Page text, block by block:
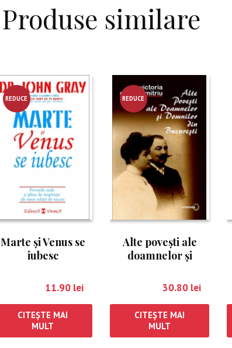
Produse similare
REDUCE
RE!
Marte şi Venus se
iubesc
11.90 lei
CITEȘTE MAI
MULT
REDUCE
RE!
Alte povești ale
doamnelor și
București
30.80 lei
CITEȘTE MAI
MULT